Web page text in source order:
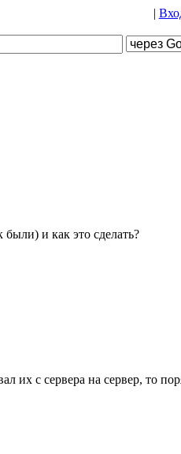
|
и как это сделать?
их с сервера на сервер, то